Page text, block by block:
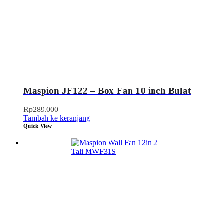
Maspion JF122 – Box Fan 10 inch Bulat
Rp289.000
Tambah ke keranjang
Quick View